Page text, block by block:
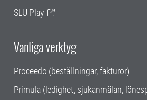
SLU Play
Vanliga verktyg
Proceedo (beställningar, fakturor)
Primula (ledighet, sjukanmälan,